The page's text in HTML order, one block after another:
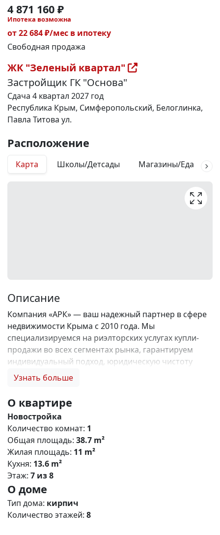
4 871 160 ₽
Ипотека возможна
от 22 684 ₽/мес в ипотеку
Свободная продажа
ЖК "Зеленый квартал"
Застройщик ГК "Основа"
Сдача 4 квартал 2027 год
Республика Крым, Симферопольский, Белоглинка,
Павла Титова ул.
Расположение
Карта Школы/Детсады Магазины/Еда
Описание
Компания «АРК» — ваш надежный партнер в сфере
недвижимости Крыма с 2010 года. Мы
специализируемся на риэлторских услугах купли-
продажи во всех сегментах рынка, гарантируем
индивидуальный подход, юридическую чистоту
объектов и безопасность сделок. Самое ценное для
нас, Вы получаете: 1. 0% комиссии и оформление
ипотеки бесплатно; 2. Покупку недвижимости по
цене застройщика + акции, бонусы, подарки; 3.
Экспертное мнение о каждом застройщике. Ваши
интересы — наш приоритет! 4. Профессиональную
поддержку на всех этапах сделки до получения
ключей; 5. Фейерверк подарков🎁 🎁 🎁! Купи с
нами и выбери свой ПОДАРОК! Жилой комплекс
«Зелёный квартал» (Симферополь) Общая
концепция «Зелёный квартал» — современный
жилой комплекс комфорт‑класса, сочетающий
Узнать больше
О квартире
Новостройка
Количество комнат: 1
Общая площадь: 38.7 m²
Жилая площадь: 11 m²
Кухня: 13.6 m²
Этаж: 7 из 8
О доме
Тип дома: кирпич
Количество этажей: 8